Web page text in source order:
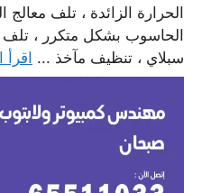
الحرارة الزائدة ، تلف معالج
الحاسوب بشكل متكرر ، تلف
سبلاي ، تنظيف مآخذ ... اقرأ